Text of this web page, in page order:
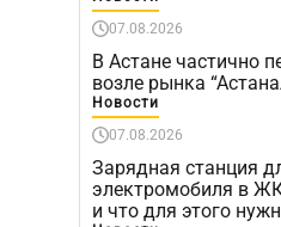
07.08.2026
В Астане частично
возле рынка
Новости
07.08.2026
Зарядная станция
электромобиля в
и что для этого